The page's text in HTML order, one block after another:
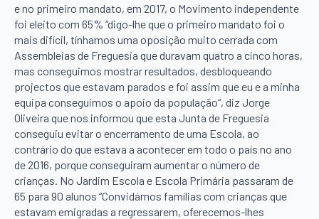
e no primeiro mandato, em 2017, o Movimento independente
foi eleito com 65% “digo-lhe que o primeiro mandato foi o
mais difícil, tínhamos uma oposição muito cerrada com
Assembleias de Freguesia que duravam quatro a cinco horas,
mas conseguimos mostrar resultados, desbloqueando
projectos que estavam parados e foi assim que eu e a minha
equipa conseguimos o apoio da população“, diz Jorge
Oliveira que nos informou que esta Junta de Freguesia
conseguiu evitar o encerramento de uma Escola, ao
contrário do que estava a acontecer em todo o país no ano
de 2016, porque conseguiram aumentar o número de
crianças. No Jardim Escola e Escola Primária passaram de
65 para 90 alunos “Convidámos famílias com crianças que
estavam emigradas a regressarem, oferecemos-lhes